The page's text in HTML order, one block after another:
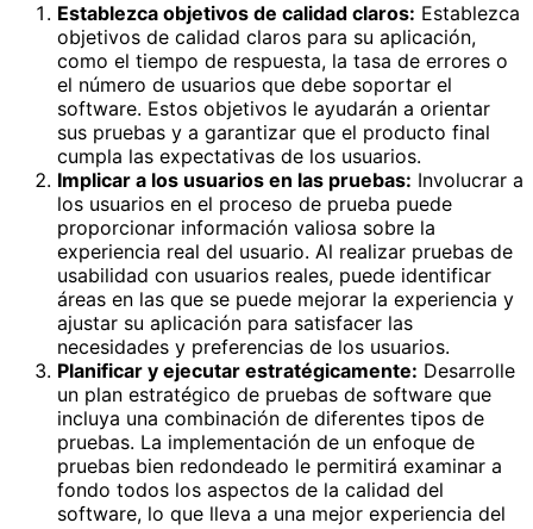
Establezca objetivos de calidad claros: Establezca
objetivos de calidad claros para su aplicación,
como el tiempo de respuesta, la tasa de errores o
el número de usuarios que debe soportar el
software. Estos objetivos le ayudarán a orientar
sus pruebas y a garantizar que el producto final
cumpla las expectativas de los usuarios.
Implicar a los usuarios en las pruebas: Involucrar a
los usuarios en el proceso de prueba puede
proporcionar información valiosa sobre la
experiencia real del usuario. Al realizar pruebas de
usabilidad con usuarios reales, puede identificar
áreas en las que se puede mejorar la experiencia y
ajustar su aplicación para satisfacer las
necesidades y preferencias de los usuarios.
Planificar y ejecutar estratégicamente: Desarrolle
un plan estratégico de pruebas de software que
incluya una combinación de diferentes tipos de
pruebas. La implementación de un enfoque de
pruebas bien redondeado le permitirá examinar a
fondo todos los aspectos de la calidad del
software, lo que lleva a una mejor experiencia del